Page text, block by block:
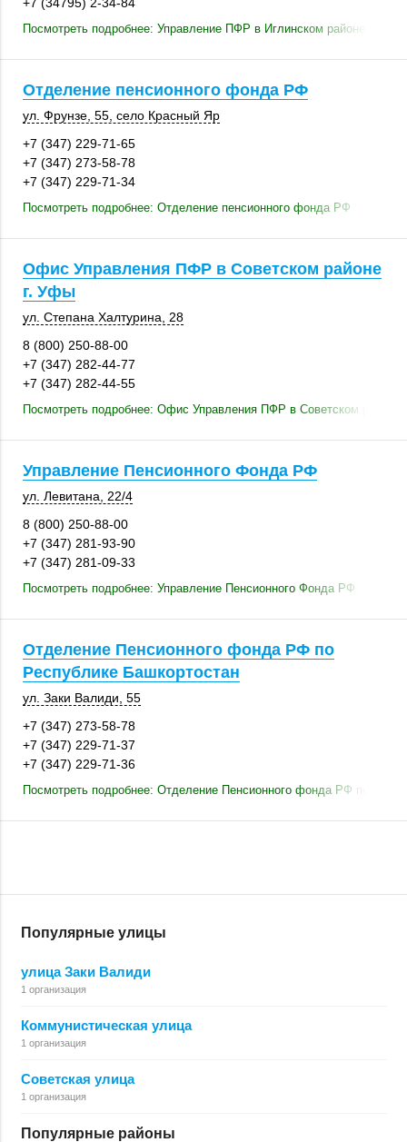
Посмотреть подробнее: Управление ПФР в Иглинском районе
Отделение пенсионного фонда РФ
ул. Фрунзе, 55 село Красный Яр
+7 (347) 229-71-65
+7 (347) 273-58-78
+7 (347) 229-71-34
Посмотреть подробнее: Отделение пенсионного фонда РФ
Офис Управления ПФР в Советском районе
г. Уфы
ул. Степана Халтурина, 28
8 (800) 250-88-00
+7 (347) 282-44-77
+7 (347) 282-44-55
Посмотреть подробнее: Офис Управления ПФР в Советском районе
Управление Пенсионного Фонда РФ
ул. Левитана
22/4
8 (800) 250-88-00
+7 (347) 281-93-90
+7 (347) 281-09-33
Посмотреть подробнее: Управление Пенсионного Фонда РФ
Отделение Пенсионного фонда РФ по
Республике Башкортостан
ул. Заки Валиди, 55
+7 (347) 273-58-78
+7 (347) 229-71-37
+7 (347) 229-71-36
Посмотреть подробнее: Отделение Пенсионного фонда РФ по
Популярные улицы
улица Заки Валиди
1 организация
Коммунистическая улица
1 организация
Советская улица
1 организация
Популярные районы